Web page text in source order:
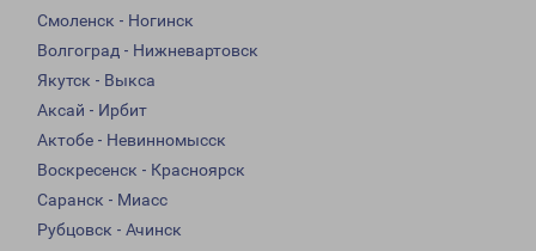
Смоленск - Ногинск
Волгоград - Нижневартовск
Якутск - Выкса
Аксай - Ирбит
Актобе - Невинномысск
Воскресенск - Красноярск
Саранск - Миасс
Рубцовск - Ачинск